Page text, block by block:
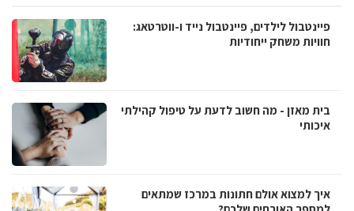
פיינטבול לילדים, פיינטבול נייד ו-ווטרטאג:
חוויות משחק ייחודיות
בית מאזן - מה חשוב לדעת על טיפול קהילתי
איכותי
איך למצוא אולם חתונות במרכז שמתאים